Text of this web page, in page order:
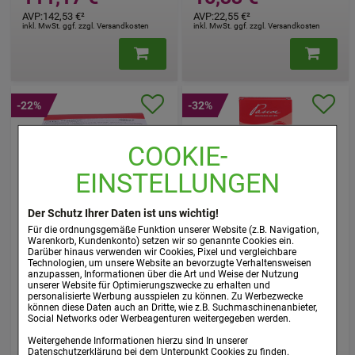
COOKIE-
EINSTELLUNGEN
Der Schutz Ihrer Daten ist uns wichtig!
Für die ordnungsgemäße Funktion unserer Website (z.B. Navigation,
Warenkorb, Kundenkonto) setzen wir so genannte Cookies ein.
Darüber hinaus verwenden wir Cookies, Pixel und vergleichbare
Technologien, um unsere Website an bevorzugte Verhaltensweisen
anzupassen, Informationen über die Art und Weise der Nutzung
unserer Website für Optimierungszwecke zu erhalten und
personalisierte Werbung ausspielen zu können. Zu Werbezwecke
können diese Daten auch an Dritte, wie z.B. Suchmaschinenanbieter,
Social Networks oder Werbeagenturen weitergegeben werden.
Weitergehende Informationen hierzu sind In unserer
Datenschutzerklärung bei dem Unterpunkt Cookieszu finden.
AVP:142,53 €²
inkl. MwSt. ggf. zzgl. Versandkosten
AVP:22,55 €²
inkl. MwSt. ggf. zzgl. Versandkosten
COR PLUS Injektopas
flüss.Verdünnung
z.Injekt.Amp.
Pascoe pharmazeutische
Präparate GmbH
100St Ampullen
-22%
COR PLUS Injektopas
flüss.Verdünnung
z.Injekt.Amp.
Pascoe pharmazeutische
Präparate GmbH
10St Ampullen
-32%